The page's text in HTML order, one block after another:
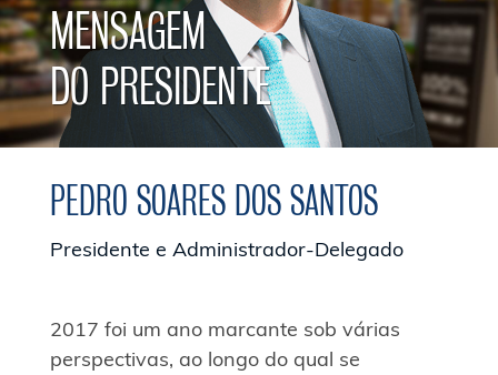
MENSAGEM
DO PRESIDENTE
PEDRO SOARES DOS SANTOS
Presidente e Administrador-Delegado
2017 foi um ano marcante sob várias
perspectivas, ao longo do qual se